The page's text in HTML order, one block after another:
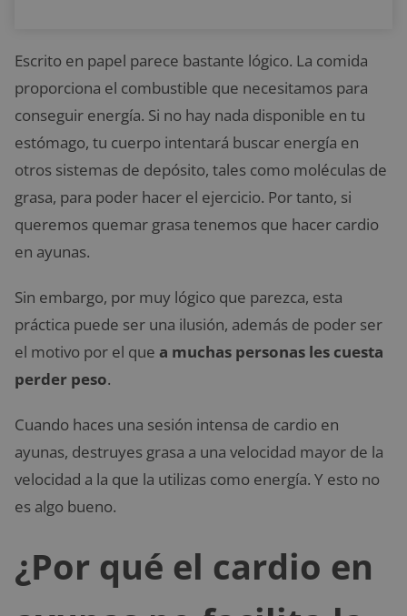
Escrito en papel parece bastante lógico. La comida
proporciona el combustible que necesitamos para
conseguir energía. Si no hay nada disponible en tu
estómago, tu cuerpo intentará buscar energía en
otros sistemas de depósito, tales como moléculas de
grasa, para poder hacer el ejercicio. Por tanto, si
queremos quemar grasa tenemos que hacer cardio
en ayunas.
Sin embargo, por muy lógico que parezca, esta
práctica puede ser una ilusión, además de poder ser
el motivo por el que a muchas personas les cuesta
perder peso.
Cuando haces una sesión intensa de cardio en
ayunas, destruyes grasa a una velocidad mayor de la
velocidad a la que la utilizas como energía. Y esto no
es algo bueno.
¿Por qué el cardio en